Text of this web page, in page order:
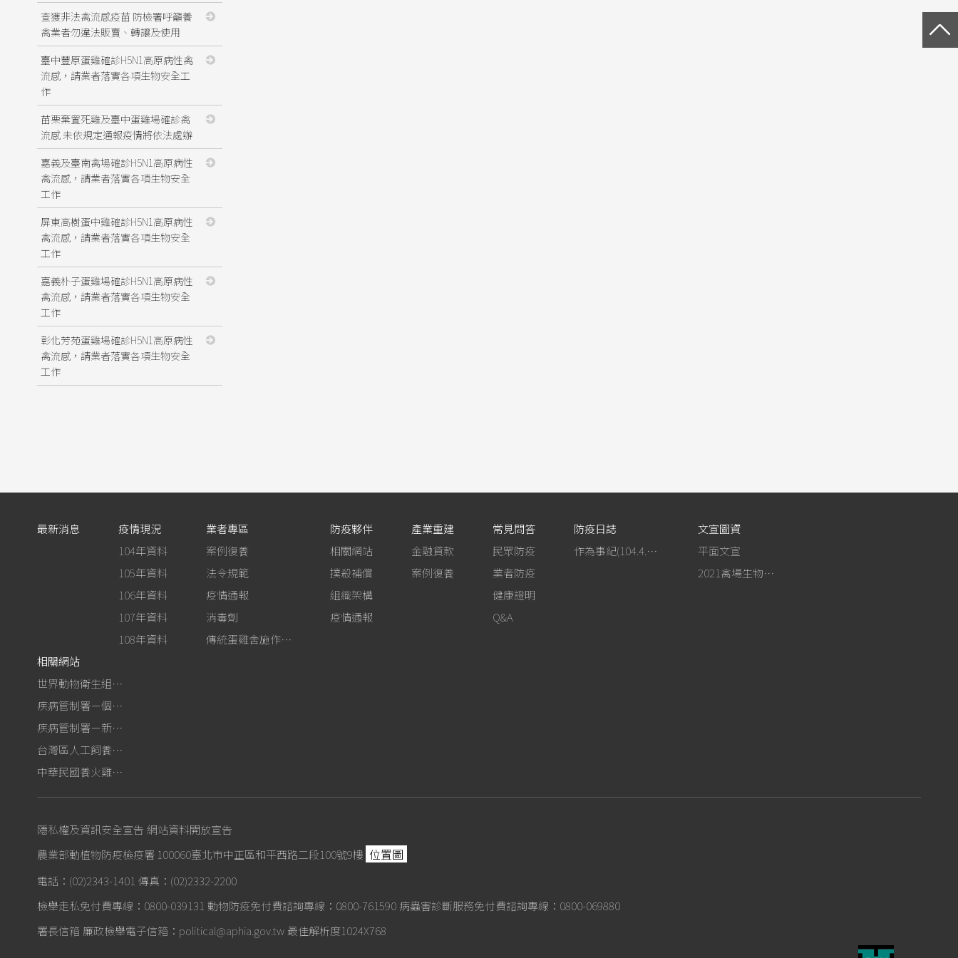
查獲非法禽流感疫苗 防檢署呼籲養
禽業者勿違法販賣、轉讓及使用
臺中豐原蛋雞確診H5N1高原病性禽
流感，請業者落實各項生物安全工
作
苗栗棄置死雞及臺中蛋雞場確診禽
流感 未依規定通報疫情將依法處辦
嘉義及臺南禽場確診H5N1高原病性
禽流感，請業者落實各項生物安全
工作
屏東高樹蛋中雞確診H5N1高原病性
禽流感，請業者落實各項生物安全
工作
嘉義朴子蛋雞場確診H5N1高原病性
禽流感，請業者落實各項生物安全
工作
彰化芳苑蛋雞場確診H5N1高原病性
禽流感，請業者落實各項生物安全
工作
最新消息
疫情現況
104年資料
105年資料
106年資料
107年資料
108年資料
業者專區
案例復養
法令規範
疫情通報
消毒劑
傳統蛋雞舍施作生石灰消毒
防疫夥伴
相關網站
撲殺補償
組織架構
疫情通報
產業重建
金融貸款
案例復養
常見問答
民眾防疫
業者防疫
健康證明
Q&A
防疫日誌
作為事紀(104.4.13行政院新聞傳播處彙整)
文宣圖資
平面文宣
2021禽場生物安全手冊
相關網站
世界動物衛生組織－禽流感網站
疾病管制署－個人防護裝備使用建議
疾病管制署－新型A型流感專區
台灣區人工飼養鴕鳥協會
中華民國養火雞協會
隱私權及資訊安全宣告 網站資料開放宣告
農業部動植物防疫檢疫署 100060臺北市中正區和平西路二段100號9樓 位置圖
電話：(02)2343-1401 傳真：(02)2332-2200
檢舉走私免付費專線：0800-039131 動物防疫免付費諮詢專線：0800-761590病蟲害診斷服務免付費諮詢專線：0800-069880
署長信箱 廉政檢舉電子信箱：political@aphia.gov.tw 最佳解析度1024X768